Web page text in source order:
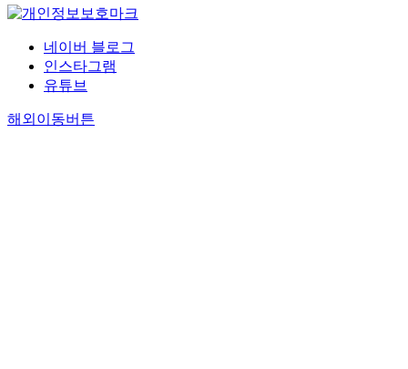
네이버 블로그
인스타그램
유튜브
해외이동버튼